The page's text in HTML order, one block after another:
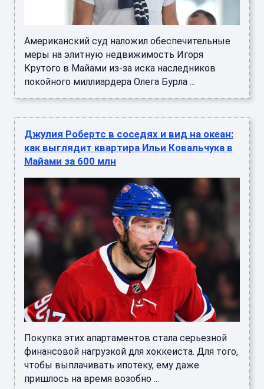
Американский суд наложил обеспечительные
меры на элитную недвижимость Игоря
Крутого в Майами из-за иска наследников
покойного миллиардера Олега Бурла ...
Джулия Робертс в соседях и вид на океан:
как выглядит квартира Ильи Ковальчука в
Майами за 600 млн
Покупка этих апартаментов стала серьезной
финансовой нагрузкой для хоккеиста. Для того,
чтобы выплачивать ипотеку, ему даже
пришлось на время возобно ...